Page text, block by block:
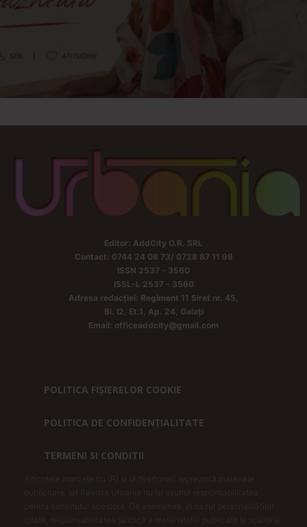
Editor: AddCity O.R. SRL
Contact: 0744 24 08 73/ 0728 87 11 98
ISSN 2537 - 3560
ISSL-L 2537 - 3560
Adresa redacției: Regiment 11 Siret nr. 45,
Bl. I2, Et.1, Ap. 24, Galați
Email: officeaddcity@gmail.com
POLITICA FIȘIERELOR COOKIE
POLITICA DE CONFIDENȚIALITATE
TERMENI SI CONDITII